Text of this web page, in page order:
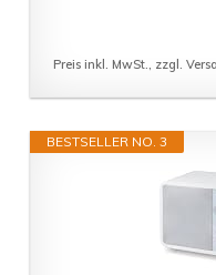
Preis inkl. MwSt., zzgl.
BESTSELLER NO. 3